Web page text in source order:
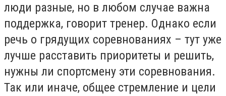
люди разные, но в любом случае важна
поддержка, говорит тренер. Однако если
речь о грядущих соревнованиях – тут уже
лучше расставить приоритеты и решить,
нужны ли спортсмену эти соревнования.
Так или иначе, общее стремление и цели